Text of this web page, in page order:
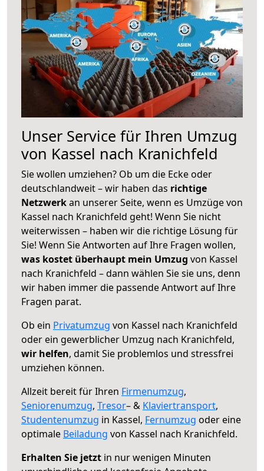
Unser Service für Ihren Umzug
von Kassel nach Kranichfeld
Sie wollen umziehen? Ob um die Ecke oder
deutschlandweit – wir haben das richtige
Netzwerkan unserer Seite, wenn es Umzüge von
Kassel nach Kranichfeld geht! Wenn Sie nicht
weiterwissen – haben wir die richtige Lösung für
Sie! Wenn Sie Antworten auf Ihre Fragen wollen,
was kostet überhaupt mein Umzug von Kassel
nach Kranichfeld – dann wählen Sie sie uns, denn
wir haben immer die passende Antwort auf Ihre
Fragen parat.
Ob ein Privatumzug von Kassel nach Kranichfeld
oder ein gewerblicher Umzug nach Kranichfeld,
wir helfen, damit Sie problemlos und stressfrei
umziehen können.
Allzeit bereit für Ihren Firmenumzug,
Seniorenumzug, Tresor– & Klaviertransport,
Studentenumzug in Kassel, Fernumzug oder eine
optimale Beiladung von Kassel nach Kranichfeld.
Erhalten Sie jetzt in nur wenigen Minuten